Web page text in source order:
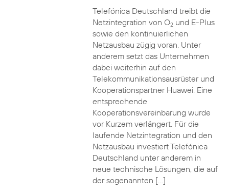
Telefónica Deutschland treibt die
Netzintegration von O2und E-Plus
sowie den kontinuierlichen
Netzausbau zügig voran. Unter
anderem setzt das Unternehmen
dabei weiterhin auf den
Telekommunikationsausrüster und
Kooperationspartner Huawei. Eine
entsprechende
Kooperationsvereinbarung wurde
vor Kurzem verlängert. Für die
laufende Netzintegration und den
Netzausbau investiert Telefónica
Deutschland unter anderem in
neue technische Lösungen, die auf
der sogenannten […]